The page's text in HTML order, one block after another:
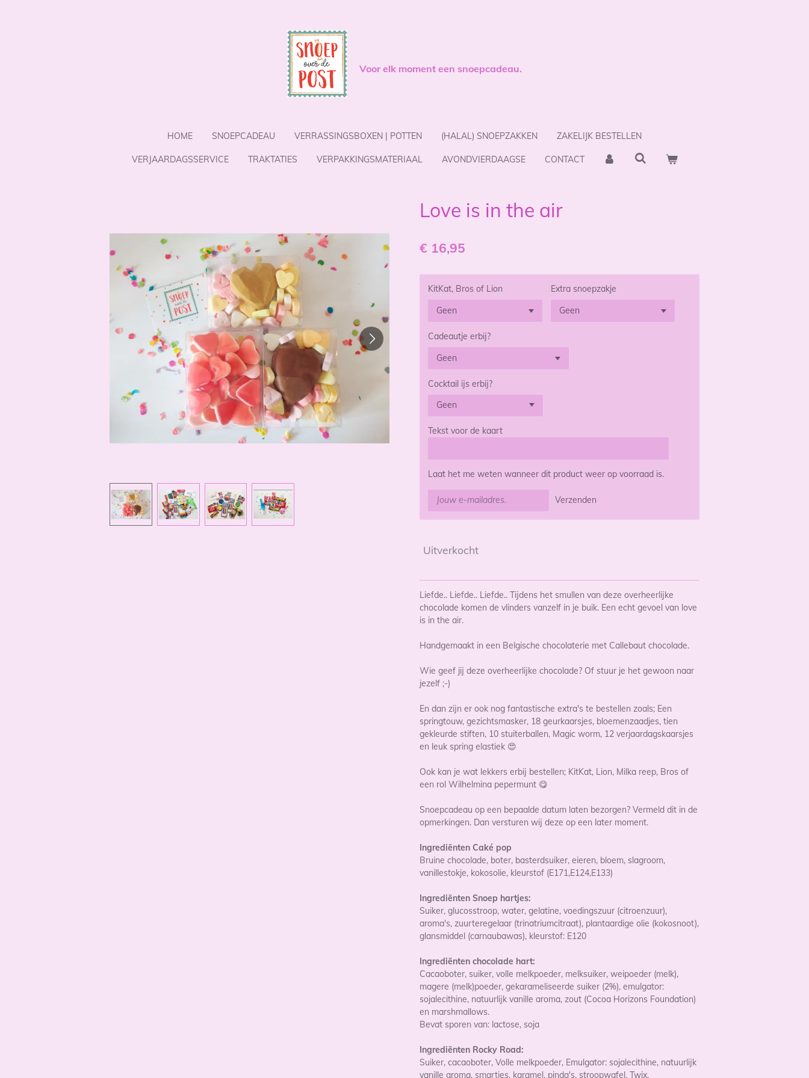
Voor elk moment een snoepcadeau.
HOME SNOEPCADEAU VERRASSINGSBOXEN | POTTEN (HALAL) SNOEPZAKKEN ZAKELIJK BESTELLEN
VERJAARDAGSSERVICE TRAKTATIES VERPAKKINGSMATERIAAL AVONDVIERDAAGSE CONTACT
Love is in the air
€ 16,95
KitKat, Bros of Lion Extra snoepzakje
Cadeautje erbij?
Cocktail ijs erbij?
Tekst voor de kaart
Laat het me weten wanneer dit product weer op voorraad is.
Verzenden
Uitverkocht
Liefde.. Liefde.. Liefde.. Tijdens het smullen van deze overheerlijke
chocolade komen de vlinders vanzelf in je buik. Een echt gevoel van love
is in the air.
Handgemaakt in een Belgische chocolaterie met Callebaut chocolade.
Wie geef jij deze overheerlijke chocolade? Of stuur je het gewoon naar
jezelf ;-)
En dan zijn er ook nog fantastische extra's te bestellen zoals; Een
springtouw, gezichtsmasker, 18 geurkaarsjes, bloemenzaadjes, tien
gekleurde stiften, 10 stuiterballen, Magic worm, 12 verjaardagskaarsjes
en leuk spring elastiek 😍
Ook kan je wat lekkers erbij bestellen; KitKat, Lion, Milka reep, Bros of
een rol Wilhelmina pepermunt 😋
Snoepcadeau op een bepaalde datum laten bezorgen? Vermeld dit in de
opmerkingen. Dan versturen wij deze op een later moment.
Ingrediënten Caké pop
Bruine chocolade, boter, basterdsuiker, eieren, bloem, slagroom,
vanillestokje, kokosolie, kleurstof (E171,E124,E133)
Ingrediënten Snoep hartjes:
Suiker, glucosstroop, water, gelatine, voedingszuur (citroenzuur),
aroma's, zuurteregelaar (trinatriumcitraat), plantaardige olie (kokosnoot),
glansmiddel (carnaubawas), kleurstof: E120
Ingrediënten chocolade hart:
Cacaoboter, suiker, volle melkpoeder, melksuiker, weipoeder (melk),
magere (melk)poeder, gekarameliseerde suiker (2%), emulgator:
sojalecithine, natuurlijk vanille aroma, zout (Cocoa Horizons Foundation)
en marshmallows.
Bevat sporen van: lactose, soja
Ingrediënten Rocky Road:
Suiker, cacaoboter, Volle melkpoeder, Emulgator: sojalecithine, natuurlijk
vanille aroma, smarties, karamel, pinda's, stroopwafel, Twix,